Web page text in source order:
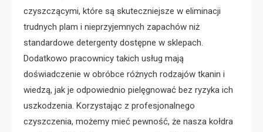
czyszczącymi, które są skuteczniejsze w eliminacji
trudnych plam i nieprzyjemnych zapachów niż
standardowe detergenty dostępne w sklepach.
Dodatkowo pracownicy takich usług mają
doświadczenie w obróbce różnych rodzajów tkanin i
wiedzą, jak je odpowiednio pielęgnować bez ryzyka ich
uszkodzenia. Korzystając z profesjonalnego
czyszczenia, możemy mieć pewność, że nasza kołdra